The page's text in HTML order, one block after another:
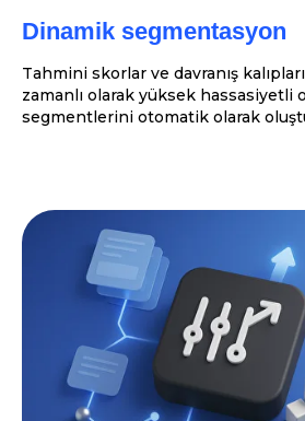
Dinamik segmentasyon
Tahmini skorlar ve davranış
zamanlı olarak yüksek hassasiyetli
segmentlerini otomatik olarak